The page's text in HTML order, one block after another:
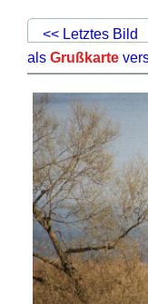
<< Letztes Bild
alsGrußkarte